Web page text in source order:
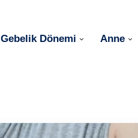
Gebelik Dönemi Anne